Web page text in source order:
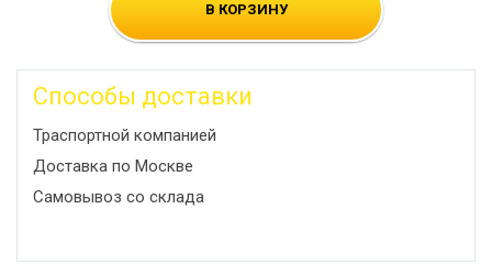
В КОРЗИНУ
Способы доставки
Траспортной компанией
Доставка по Москве
Самовывоз со склада